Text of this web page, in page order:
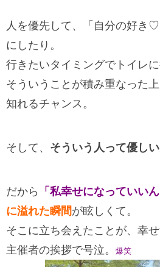
人を優先して、「自分の好き
にしたり。
行きたいタイミングでトイレに
そういうことが積み重なった
知れるチャンス。
そして、 そういう人って優しい
だから 「私幸せになっていいん
に溢れた瞬間が眩しくて。
そこに立ち会えたことが、幸せ
主催者の挨拶で号泣。
爆笑